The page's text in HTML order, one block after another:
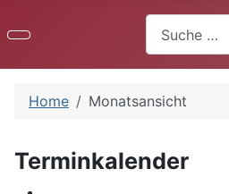
Home Monatsansicht
Terminkalender